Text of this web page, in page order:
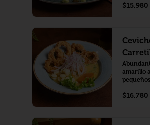
crocante,
$15.980
amarillo
$16.780